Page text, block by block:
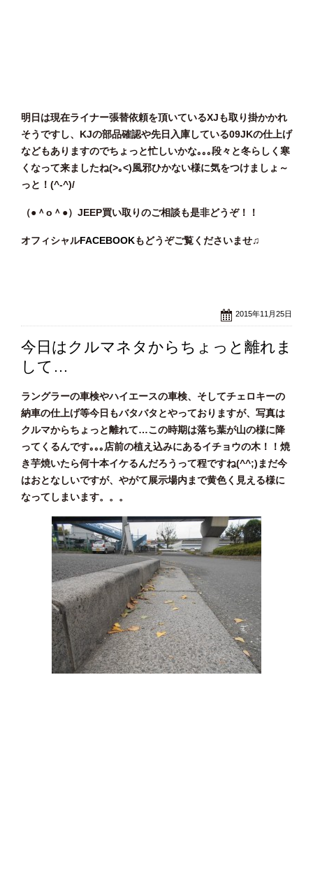
明日は現在ライナー張替依頼を頂いているXJも取り掛かかれ
そうですし、KJの部品確認や先日入庫している09JKの仕上げ
などもありますのでちょっと忙しいかな｡｡｡段々と冬らしく寒
くなって来ましたね(>｡<)風邪ひかない様に気をつけましょ～
っと！(^-^)/
（●＾o ＾●）JEEP買い取りのご相談も是非どうぞ！！
オフィシャルFACEBOOKもどうぞご覧くださいませ♫
2015年11月25日
今日はクルマネタからちょっと離れま
して…
ラングラーの車検やハイエースの車検、そしてチェロキーの
納車の仕上げ等今日もバタバタとやっておりますが、写真は
クルマからちょっと離れて…この時期は落ち葉が山の様に降
ってくるんです｡｡｡店前の植え込みにあるイチョウの木！！焼
き芋焼いたら何十本イケるんだろうって程ですね(^^;)まだ今
はおとなしいですが、やがて展示場内まで黄色く見える様に
なってしまいます。。。